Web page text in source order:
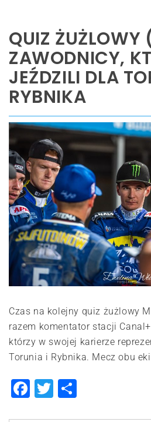
QUIZ ŻUŻLOWY
ZAWODNICY,
JEŹDZILI DLA
RYBNIKA
Czas na kolejny quiz żużlowy
razem komentator stacji
którzy w swojej karierze
Torunia i Rybnika. Mecz obu
Facebook
Twitter